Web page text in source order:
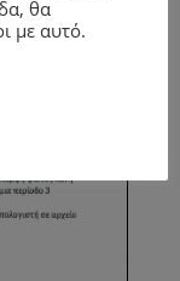
θα
με αυτό.